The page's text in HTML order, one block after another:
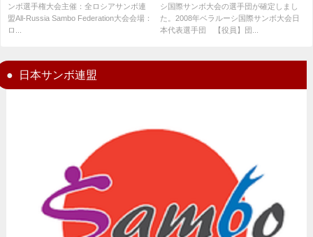
ンボ選手権大会主催：全ロシアサンボ連
盟All-Russia Sambo Federation大会会場：
ロ...
シ国際サンボ大会の選手団が確定しまし
た。2008年ベラルーシ国際サンボ大会日
本代表選手団 【役員】団...
日本サンボ連盟